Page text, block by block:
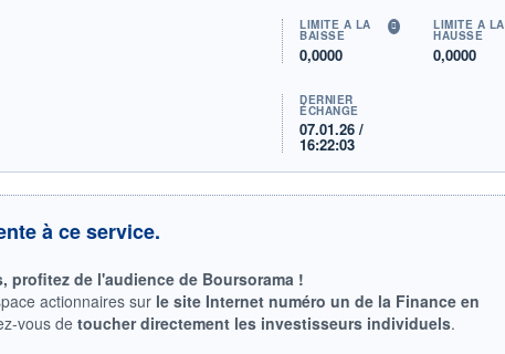
LIMITE À LA
BAISSE
0,0000
LIMITE À LA
HAUSSE
0,0000
DERNIER
ÉCHANGE
07.01.26 /
16:22:03
à ce service.
profitez de l'audience de Boursorama !
actionnaires sur le site Internet numéro un de la Finance en
vous detoucher directement les investisseurs individuels.